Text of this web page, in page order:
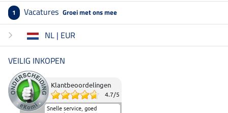
1 Vacatures Groei met ons mee
NL | EUR
VEILIG INKOPEN
Klantbeoordelingen
4.7/5
Snelle service, goed